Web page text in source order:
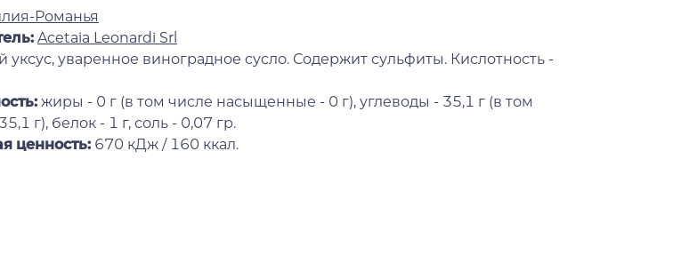
Романья
Acetaia Leonardi Srl
уксус, уваренное виноградное сусло. Содержит сульфиты. Кислотность -
жиры - 0 г (в том числе насыщенные - 0 г), углеводы - 35,1 г (в том
г), белок - 1 г, соль - 0,07 гр.
ценность: 670 кДж / 160 ккал.